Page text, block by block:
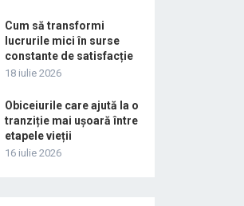
Cum să transformi
lucrurile mici în surse
constante de satisfacție
18 iulie 2026
Obiceiurile care ajută la o
tranziție mai ușoară între
etapele vieții
16 iulie 2026